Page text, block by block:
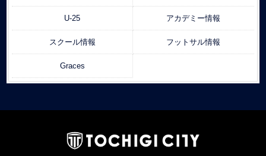
U-25 アカデミー情報
スクール情報 フットサル情報
Graces